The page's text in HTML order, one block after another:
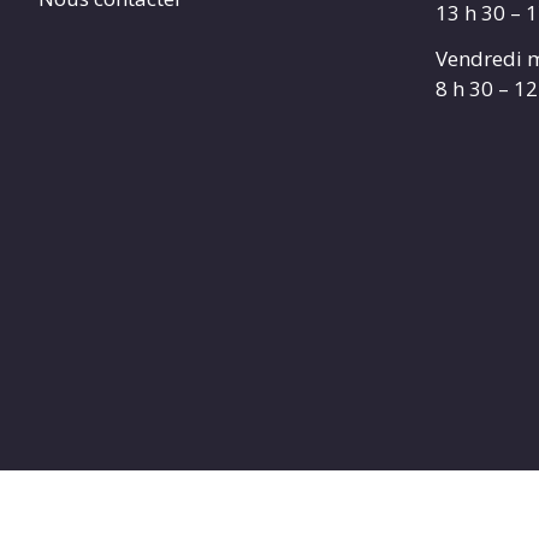
13 h 30 –
Vendredi
8 h 30 –